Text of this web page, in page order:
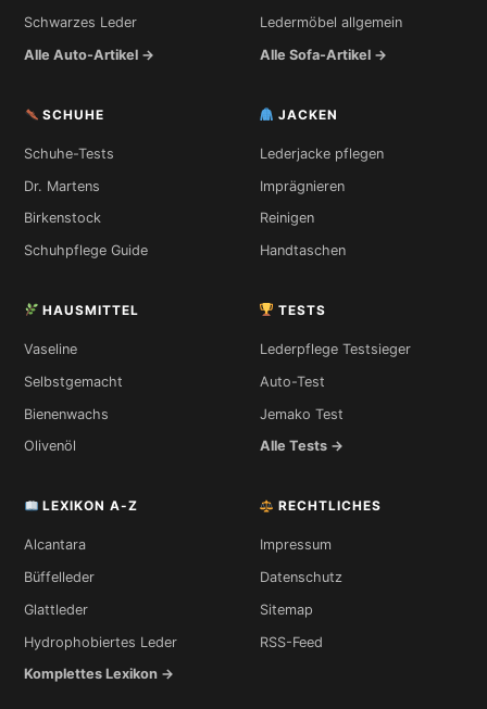
Schwarzes Leder
Alle Auto-Artikel →
Ledermöbel allgemein
Alle Sofa-Artikel →
SCHUHE
Schuhe-Tests
Dr. Martens
Birkenstock
Schuhpflege Guide
JACKEN
Lederjacke pflegen
Imprägnieren
Reinigen
Handtaschen
HAUSMITTEL
Vaseline
Selbstgemacht
Bienenwachs
Olivenöl
TESTS
Lederpflege Testsieger
Auto-Test
Jemako Test
Alle Tests →
LEXIKON A-Z
Alcantara
Büffelleder
Glattleder
Hydrophobiertes Leder
Komplettes Lexikon →
RECHTLICHES
Impressum
Datenschutz
Sitemap
RSS-Feed